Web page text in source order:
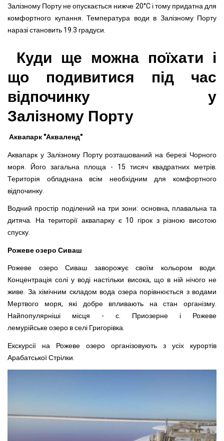
Залізному Порту не опускається нижче 20°C і тому придатна для
комфортного купання. Температура води в Залізному Порту
наразі становить 19.3 градуси.
Куди ще можна поїхати і
що подивитися під час
відпочинку у
Залізному Порту
Аквапарк "Акваленд"
Аквапарк у Залізному Порту розташований на березі Чорного
моря. Його загальна площа - 15 тисяч квадратних метрів.
Територія обладнана всім необхідним для комфортного
відпочинку.
Водний простір поділений на три зони: основна, плавальна та
дитяча. На території аквапарку є 10 гірок з різною висотою
спуску.
Рожеве озеро Сиваш
Рожеве озеро Сиваш заворожує своїм кольором води.
Концентрація солі у воді настільки висока, що в ній нічого не
живе. За хімічним складом вода озера порівнюється з водами
Мертвого моря, які добре впливають на стан організму.
Найпопулярніші місця - с. Приозерне і Рожеве
лемурійське озеро в селі Григорівка.
Екскурсії на Рожеве озеро організовують з усіх курортів
Арабатської Стрілки.